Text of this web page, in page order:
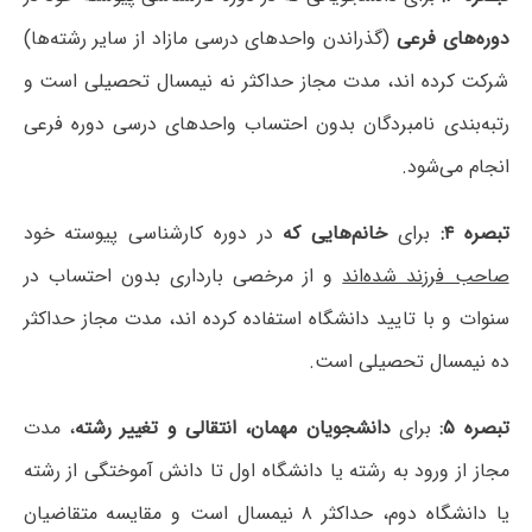
دوره‌های فرعی (گذراندن واحدهای درسی مازاد از سایر رشته‌ها)
شرکت کرده اند، مدت مجاز حداکثر نه نیمسال تحصیلی است و
رتبه‌بندی نامبردگان بدون احتساب واحدهای درسی دوره فرعی
انجام می‌شود.
تبصره ۴: برایخانم‌هایی که در دوره کارشناسی پیوسته خود
صاحب فرزند شده‌اندو از مرخصی بارداری بدون احتساب در
سنوات و با تایید دانشگاه استفاده کرده اند، مدت مجاز حداکثر
ده نیمسال تحصیلی است.
تبصره ۵: برای دانشجویان مهمان، انتقالی و تغییر رشته، مدت
مجاز از ورود به رشته یا دانشگاه اول تا دانش آموختگی از رشته
یا دانشگاه دوم، حداکثر ۸ نیمسال است و مقایسه متقاضیان